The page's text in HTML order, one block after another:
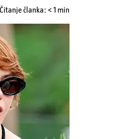
Čitanje članka: < 1 min